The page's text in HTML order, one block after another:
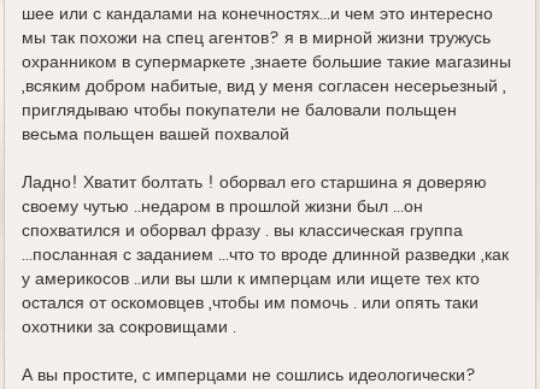
шее или с кандалами на конечностях...и чем это интересно
мы так похожи на спец агентов? я в мирной жизни тружусь
охранником в супермаркете ,знаете большие такие магазины
,всяким добром набитые, вид у меня согласен несерьезный ,
приглядываю чтобы покупатели не баловали польщен
весьма польщен вашей похвалой
Ладно! Хватит болтать ! оборвал его старшина я доверяю
своему чутью ..недаром в прошлой жизни был ...он
спохватился и оборвал фразу . вы классическая группа
...посланная с заданием ...что то вроде длинной разведки ,как
у америкосов ..или вы шли к имперцам или ищете тех кто
остался от оскомовцев ,чтобы им помочь . или опять таки
охотники за сокровищами .
А вы простите, с имперцами не сошлись идеологически?